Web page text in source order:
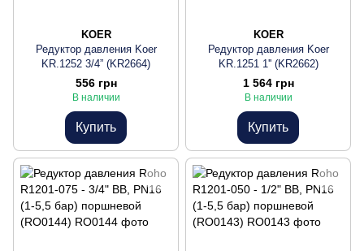
KOER
Редуктор давления Koer
KR.1252 3/4” (KR2664)
556 грн
В наличии
Купить
KOER
Редуктор давления Koer
KR.1251 1'' (KR2662)
1 564 грн
В наличии
Купить